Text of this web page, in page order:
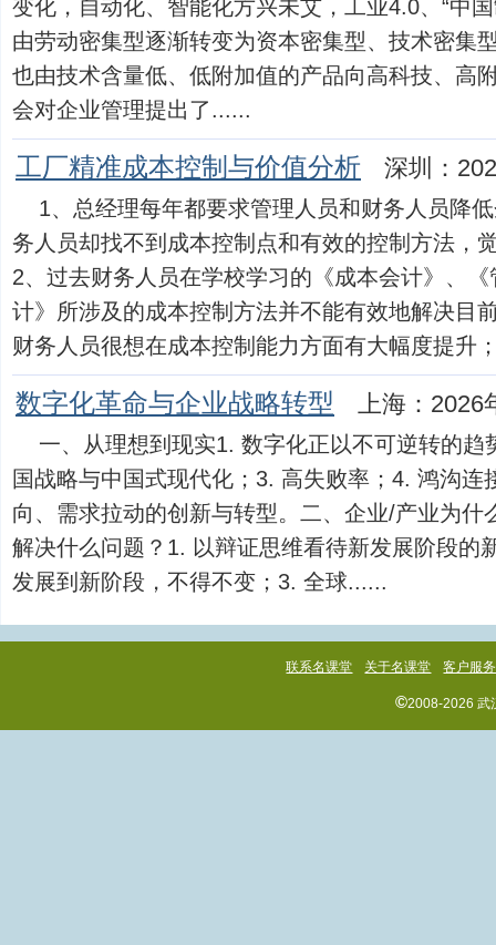
变化，自动化、智能化方兴未艾，工业4.0、“中
由劳动密集型逐渐转变为资本密集型、技术密集
也由技术含量低、低附加值的产品向高科技、高
会对企业管理提出了......
工厂精准成本控制与价值分析 深圳：
1、总经理每年都要求管理人员和财务人员降
务人员却找不到成本控制点和有效的控制方法，
2、过去财务人员在学校学习的《成本会计》、
计》所涉及的成本控制方法并不能有效地解决目
财务人员很想在成本控制能力方面有大幅度提升
数字化革命与企业战略转型 上海：2026
一、从理想到现实1. 数字化正以不可逆转的
国战略与中国式现代化；3. 高失败率；4. 鸿沟连
向、需求拉动的创新与转型。二、企业/产业为什
解决什么问题？1. 以辩证思维看待新发展阶段的
发展到新阶段，不得不变；3. 全球......
联系名课堂 关于名课堂 客户服
©2008-2026 武